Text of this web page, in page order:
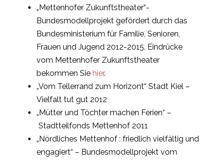
„Mettenhofer Zukunftstheater“-
Bundesmodellprojekt gefördert durch das
Bundesministerium für Familie, Senioren,
Frauen und Jugend 2012-2015. Eindrücke
vom Mettenhofer Zukunftstheater
bekommen Sie hier.
„Vom Tellerrand zum Horizont“ Stadt Kiel –
Vielfalt tut gut 2012
„Mütter und Töchter machen Ferien“ –
Stadtteilfonds Mettenhof 2011
„Nördliches Mettenhof : friedlich vielfältig und
engagiert“ – Bundesmodellprojekt vom